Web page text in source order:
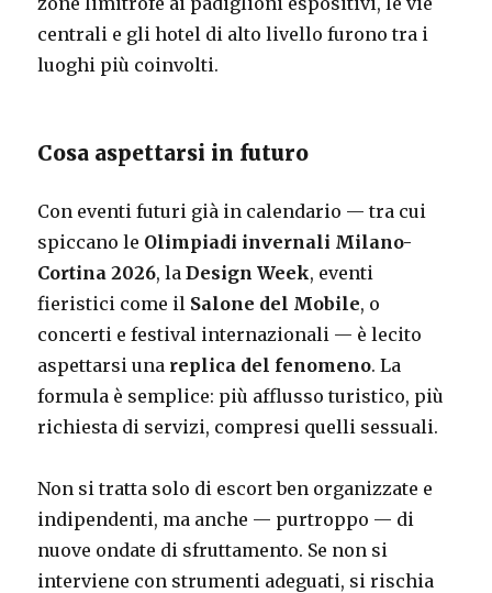
centrali e gli hotel di alto livello furono tra i
luoghi più coinvolti.
Cosa aspettarsi in futuro
Con eventi futuri già in calendario — tra cui
spiccano le Olimpiadi invernali Milano-
Cortina 2026, laDesign Week, eventi
fieristici come il Salone del Mobile, o
concerti e festival internazionali — è lecito
aspettarsi una replica del fenomeno. La
formula è semplice: più afflusso turistico, più
richiesta di servizi, compresi quelli sessuali.
Non si tratta solo di escort ben organizzate e
indipendenti, ma anche — purtroppo — di
nuove ondate di sfruttamento. Se non si
interviene con strumenti adeguati, si rischia